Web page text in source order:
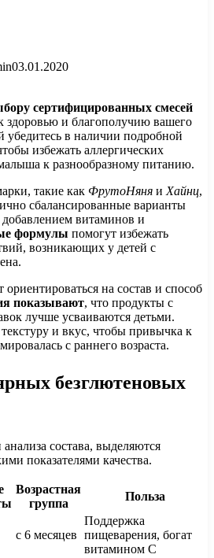
03.01.2020
сертифицированных смесей
здоровью и благополучию вашего
убедитесь в наличии подробной
избежать аллергических
к разнообразному питанию.
такие как ФрутоНяня и Хайнц,
сбалансированные варианты
витаминов и
формулы помогут избежать
возникающих у детей с
на состав и способ
показывают, что продукты с
лучше усваиваются детьми.
и вкус, чтобы привычка к
с раннего возраста.
безглютеновых
состава, выделяются
показателями качества.
Возрастная
группа
Польза
с 6 месяцев
Поддержка
пищеварения, богат
витамином С